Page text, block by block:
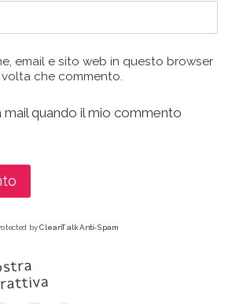
email e sito web in questo browser
che commento.
mail quando il mio commento
byCleanTalk Anti-Spam